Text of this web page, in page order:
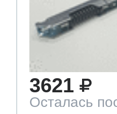
3621
Осталась